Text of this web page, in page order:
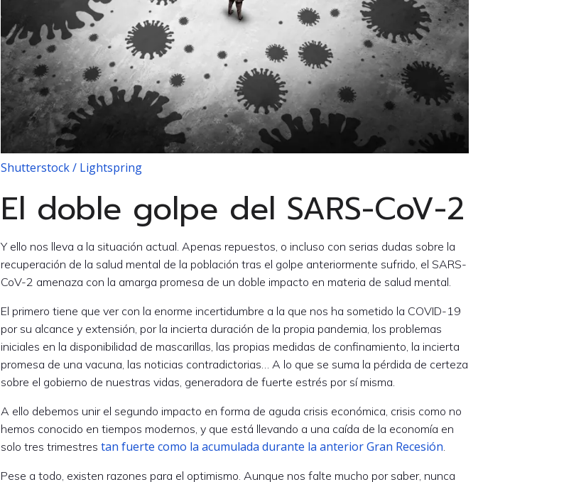
Shutterstock / Lightspring
El doble golpe del SARS-CoV-2
Y ello nos lleva a la situación actual. Apenas repuestos, o incluso con serias dudas sobre la
recuperación de la salud mental de la población tras el golpe anteriormente sufrido, el SARS-
CoV-2 amenaza con la amarga promesa de un doble impacto en materia de salud mental.
El primero tiene que ver con la enorme incertidumbre a la que nos ha sometido la COVID-19
por su alcance y extensión, por la incierta duración de la propia pandemia, los problemas
iniciales en la disponibilidad de mascarillas, las propias medidas de confinamiento, la incierta
promesa de una vacuna, las noticias contradictorias… A lo que se suma la pérdida de certeza
sobre el gobierno de nuestras vidas, generadora de fuerte estrés por sí misma.
A ello debemos unir el segundo impacto en forma de aguda crisis económica, crisis como no
hemos conocido en tiempos modernos, y que está llevando a una caída de la economía en
solo tres trimestrestan fuerte como la acumulada durante la anterior Gran Recesión.
Pese a todo, existen razones para el optimismo. Aunque nos falte mucho por saber, nunca